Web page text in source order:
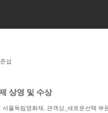
섭
상영 및 수상
서울독립영화제, 관객상_새로운선택 부